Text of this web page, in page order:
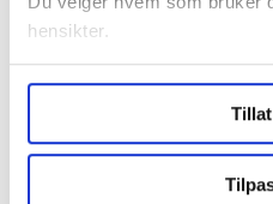
hensikter.
Undermer infokan du lese
data behandles og hvordan
brukes. Du kan hele tiden
samtykke fra erklæringen
Flere saker